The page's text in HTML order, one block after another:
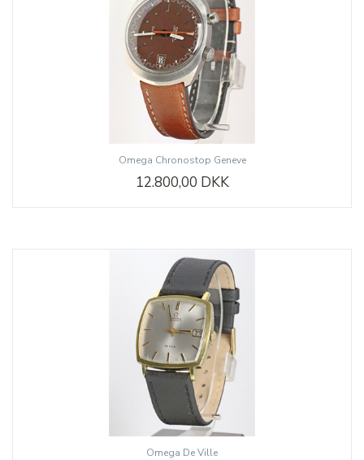
Omega Chronostop Geneve
12.800,00 DKK
Omega De Ville